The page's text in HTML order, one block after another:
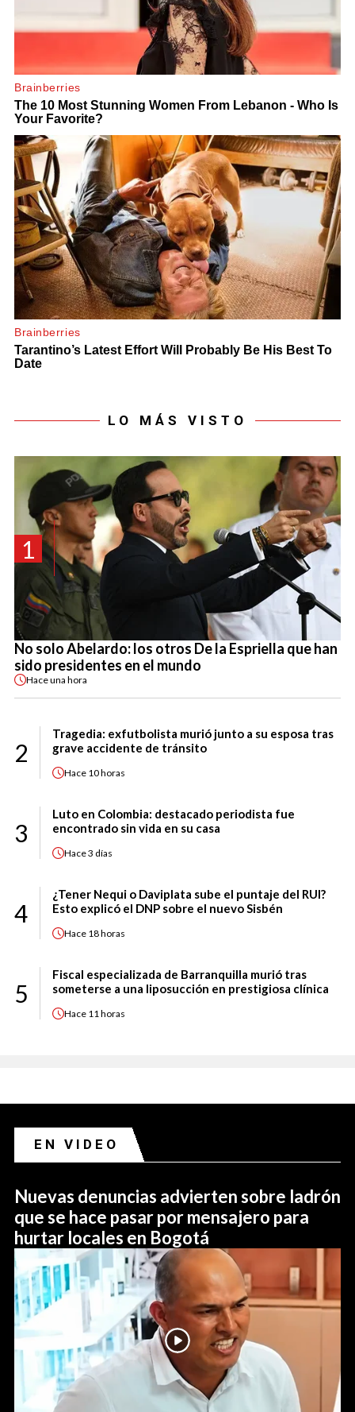
LO MÁS VISTO
1
No solo Abelardo: los otros De la Espriella que han
sido presidentes en el mundo
Haceuna hora
2
Tragedia: exfutbolista murió junto a su esposa tras
grave accidente de tránsito
Hace 10 horas
3
Luto en Colombia: destacado periodista fue
encontrado sin vida en su casa
Hace3 días
4
¿Tener Nequi o Daviplata sube el puntaje del RUI?
Esto explicó el DNP sobre el nuevo Sisbén
Hace 18 horas
5
Fiscal especializada de Barranquilla murió tras
someterse a una liposucción en prestigiosa clínica
Hace 11 horas
EN VIDEO
Nuevas denuncias advierten sobre ladrón
que se hace pasar por mensajero para
hurtar locales en Bogotá